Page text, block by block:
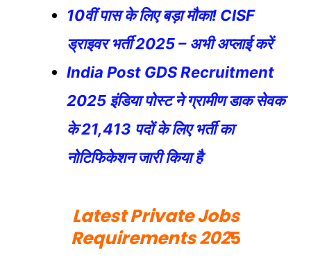
10वीं पास के लिए बड़ा मौका! CISF
ड्राइवर भर्ती 2025 – अभी अप्लाई करें
India Post GDS Recruitment
2025 इंडिया पोस्ट ने ग्रामीण डाक सेवक
के 21,413 पदों के लिए भर्ती का
नोटिफिकेशन जारी किया है
Latest Private Jobs
Requirements 2025